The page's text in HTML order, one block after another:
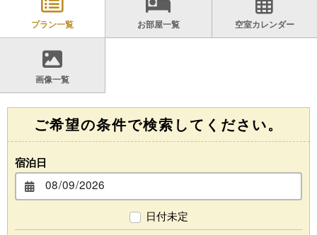
プラン一覧 お部屋一覧 空室カレンダー
画像一覧
ご希望の条件で検索してください。
宿泊日
日付未定